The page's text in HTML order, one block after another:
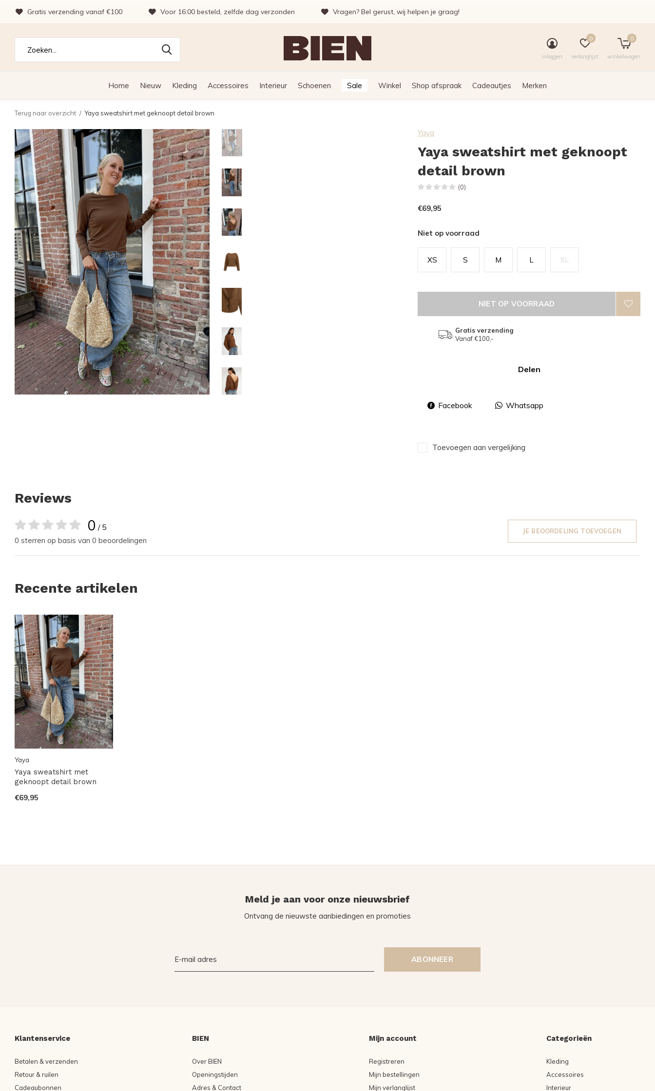
Home Nieuw Kleding Accessoires Interieur Schoenen Sale Winkel Shop afspraak Cadeautjes Merken
inloggen verlanglijst
0
winkelwagen
0
Gratis verzending vanaf €100 Voor 16:00 besteld, zelfde dag verzonden Vragen? Bel gerust, wij helpen je graag!
Terug naar overzicht Yaya sweatshirt met geknoopt detail brown
Yaya
Yaya sweatshirt met geknoopt
detail brown
(0)
€69,95
Niet op voorraad
XS S M L XL
NIET OP VOORRAAD
Gratis verzending
Vanaf €100,-
Delen
Facebook Whatsapp
Toevoegen aan vergelijking
Reviews
0 / 5
0 sterren op basis van 0 beoordelingen
JE BEOORDELING TOEVOEGEN
Recente artikelen
Yaya
Yaya sweatshirt met
geknoopt detail brown
€69,95
Meld je aan voor onze nieuwsbrief
Ontvang de nieuwste aanbiedingen en promoties
ABONNEER
Klantenservice
Betalen & verzenden
Retour & ruilen
Cadeaubonnen
BIEN
Over BIEN
Openingstijden
Adres & Contact
Mijn account
Registreren
Mijn bestellingen
Mijn verlanglijst
Categorieën
Kleding
Accessoires
Interieur